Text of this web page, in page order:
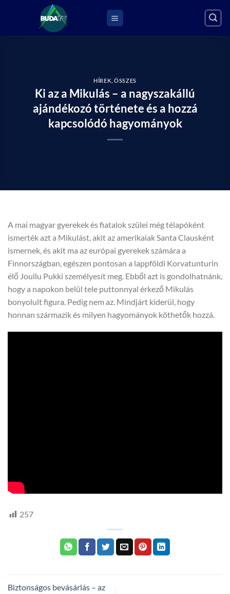
HÍREK ,ÖSSZES
Ki az a Mikulás – a nagyszakállú
ajándékozó története és a hozzá
kapcsolódó hagyományok
A mai magyar gyerekek és fiatalok szülei még télapóként
ismerték azt a Mikulást, akit az amerikaiak Santa Clausként
ismernek, és akit ma az európai gyerekek számára a
Finnországban, egészen pontosan a lappföldi Korvatunturin
élő Joullu Pukki személyesít meg. Ebből azt is gondolhatnánk,
hogy a napokon belül tele puttonnyal érkező Mikulás
bonyolult figura. Pedig nem az. Mindjárt kiderül, hogy
honnan származik és milyen hagyományok köthetők hozzá.
257
Biztonságos bevásárlás – az